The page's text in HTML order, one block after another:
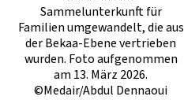
Sammelunterkunft für
Familien umgewandelt, die aus
der Bekaa-Ebene vertrieben
wurden. Foto aufgenommen
am 13. März 2026.
©Medair/Abdul Dennaoui